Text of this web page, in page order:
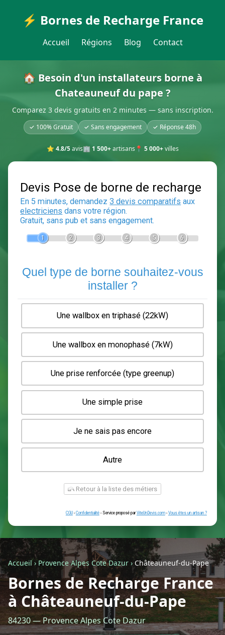
⚡ Bornes de Recharge France
Accueil Régions Blog Contact
🏠 Besoin d'un installateurs borne à
Chateauneuf du pape ?
Comparez 3 devis gratuits en 2 minutes — sans inscription.
✓ 100% Gratuit ✓ Sans engagement ✓ Réponse 48h
⭐ 4.8/5avis🏢 1 500+artisans 📍 5 000+villes
Devis Pose de borne de
En 5 minutes, demandez3 devis comparatifs
Gratuit, sans pub et sans engagement.
2 3 6
Quel type de borne souhaitez-
installer ?
Une wallbox en triphasé (22kW)
Une wallbox en monophasé (7kW)
Une prise renforcée (type greenup)
Une simple prise
Je ne sais pas encore
Autre
Retour à la liste des métiers
CGU-Confidentialité- Service proposé parViteUnDevis.com-Vous
Accueil› Provence Alpes Cote Dazur ›Châteauneuf-du-Pape
Bornes de Recharge France
à Châteauneuf-du-Pape
84230 — Provence Alpes Cote Dazur